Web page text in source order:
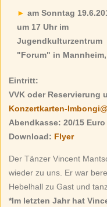
am Sonntag
um 17 Uhr im
Jugendkulturzentrum
"Forum" in
Eintritt:
VVK oder Reservierung
Konzertkarten-
Abendkasse: 20/15 Euro
Download: Flyer
Der Tänzer Vincent
wieder zu uns. Er war
Hebelhall zu Gast und
*Im letzten Jahr hat